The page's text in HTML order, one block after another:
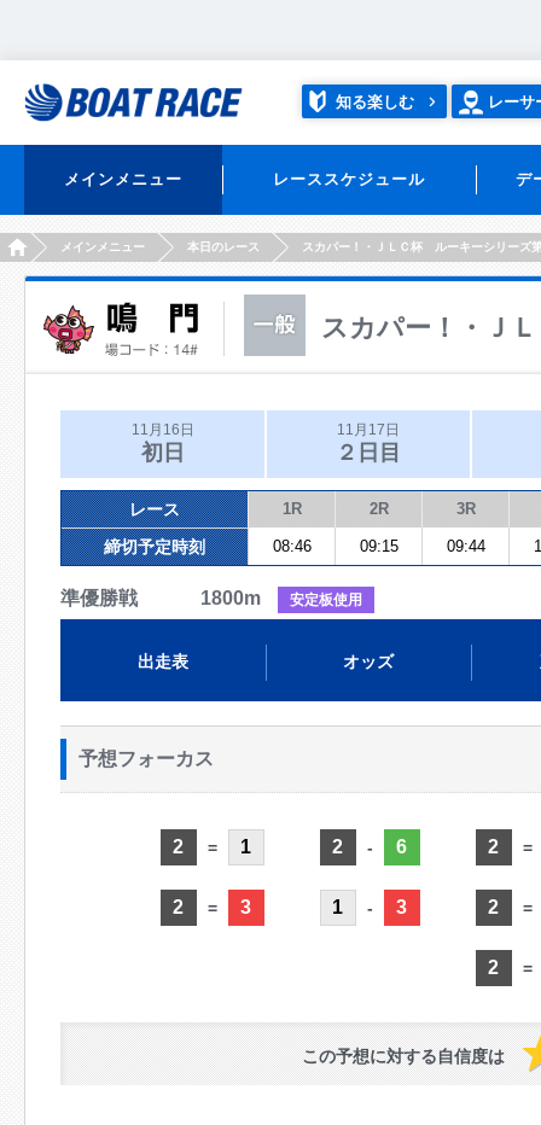
知る楽しむ レーサ
メインメニュー レーススケジュール デ
HOMEメインメニュー 本日のレース スカパー！・ＪＬＣ杯 ルーキーシリーズ
スカパー！・Ｊ
11月16日
初日
11月17日
２日目
レース 1R 2R 3R
締切予定時刻 08:46 09:15 09:44
準優勝戦 1800m 安定板使用
出走表 オッズ
予想フォーカス
2 = 1
2 = 3
2 - 6
1 - 3
2 =
2 =
2 =
この予想に対する自信度は